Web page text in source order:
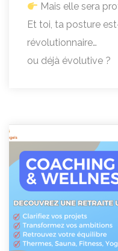
Mais elle sera
Et toi, ta posture
révolutionnaire…
ou déjà évolutive ?